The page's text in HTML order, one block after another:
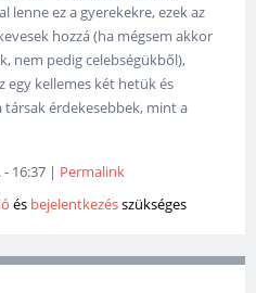
lenne ez a gyerekekre, ezek az
hozzá (ha mégsem akkor
nem pedig celebségükből),
egy kellemes két hetük és
érdekesebbek, mint a
- 16:37 | Permalink
és bejelentkezésszükséges